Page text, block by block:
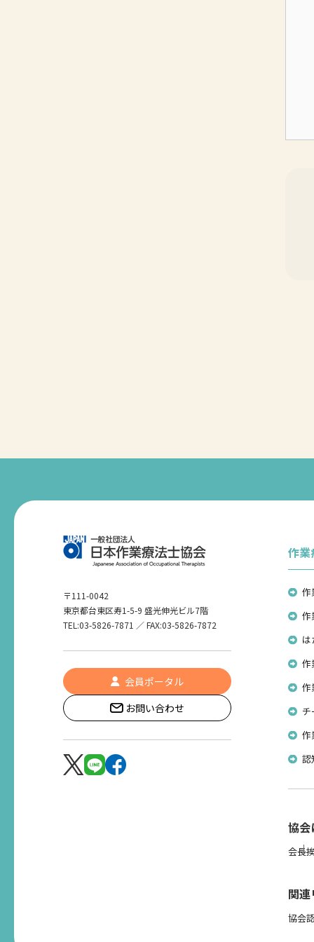
〒111-0042
東京都台東区寿1-5-9 盛光伸光ビル7階
TEL:03-5826-7871 ／ FAX:03-5826-7872
会員ポータル
お問い合わせ
作業
作
作
は
作
作
作
認
協会
会長
関
協会